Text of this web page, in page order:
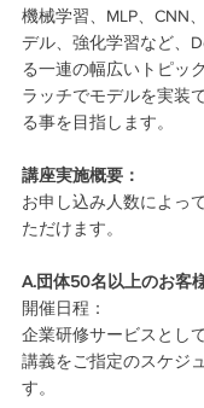
機械学習、MLP、CNN
デル、強化学習など、
る一連の幅広いトピッ
ラッチでモデルを実装
る事を目指します。
講座実施概要：
お申し込み人数によっ
ただけます。
A.団体50名以上のお客
開催日程：
企業研修サービスとし
講義をご指定のスケジ
す。